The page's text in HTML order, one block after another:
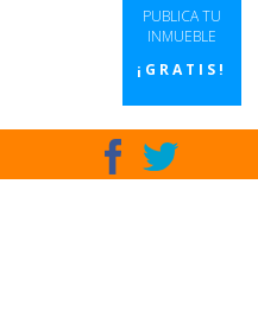
PUBLICA TU
INMUEBLE
¡GRATIS!